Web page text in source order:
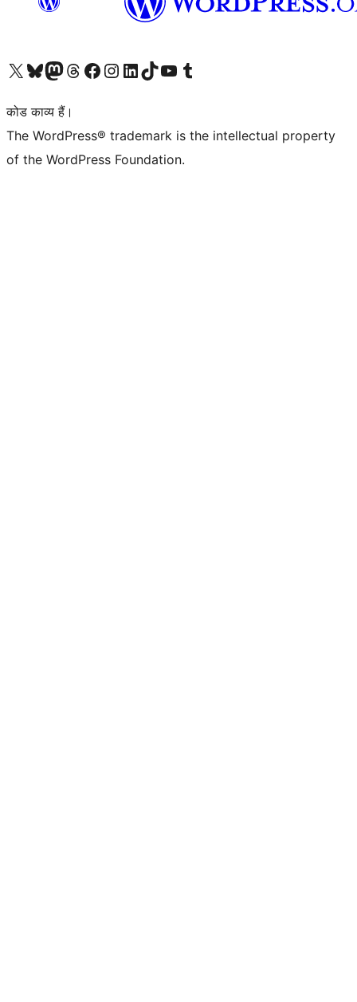
Visit our X (formerly Twitter) account
हमारे बलुस्की खाते पर जाएँVisit our Mastodon account
हमारे थ्रेड्स अकाउंट पर जाएंहमारे फेसबुक पेज पर जाएँहमारे इंस्टाग्राम अकाउंट पर जाएंहमारे लिंक्डइन खाते पर जाएँहमारे टिकटॉक खाते पर जाएँहमारे यूट्यूब चैनल पर जाएंहमारे Tumblr खाते पर जाएँ
कोड काव्य हैं।
The WordPress® trademark is the intellectual property
of the WordPress Foundation.